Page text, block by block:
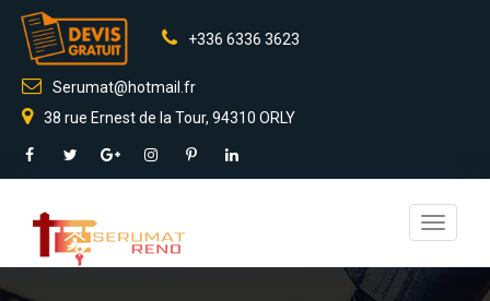
+336 6336 3623
Serumat@hotmail.fr
38 rue Ernest de la Tour, 94310 ORLY
Toggle